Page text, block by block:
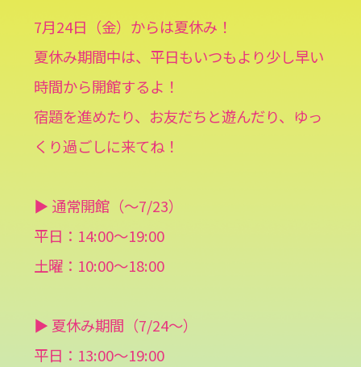
7月24日（金）からは夏休み！
夏休み期間中は、平日もいつもより少し早い
時間から開館するよ！
宿題を進めたり、お友だちと遊んだり、ゆっ
くり過ごしに来てね！
▶️ 通常開館（〜7/23）
平日：14:00〜19:00
土曜：10:00〜18:00
▶️ 夏休み期間（7/24〜）
平日：13:00〜19:00